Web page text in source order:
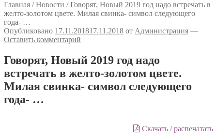
Главная /Новости /Говорят, Новый 2019 год надо встречать в
желто-золотом цвете. Милая свинка- символ следующего
года- …
Опубликовано 17.11.201817.11.2018 от Администрация —
Оставить комментарий
Говорят, Новый 2019 год надо
встречать в желто-золотом цвете.
Милая свинка- символ следующего
года- …
Скачать / распечатать